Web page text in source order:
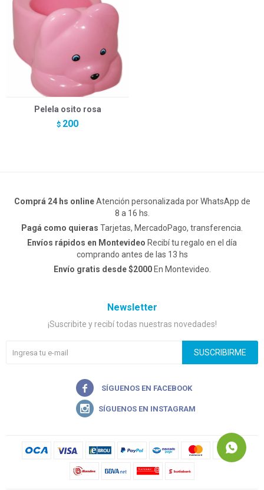
Pelela osito rosa
$ 200
Comprá 24 hs onlineAtención personalizada por WhatsApp de
8 a 16 hs.
Pagá como quieras Tarjetas, MercadoPago, transferencia.
Envíos rápidos en Montevideo Recibí tu regalo en el día
comprando antes de las 13 hs
Envío gratis desde $2000En Montevideo.
Newsletter
¡Suscribite y recibí todas nuestras novedades!
SUSCRIBIRME

